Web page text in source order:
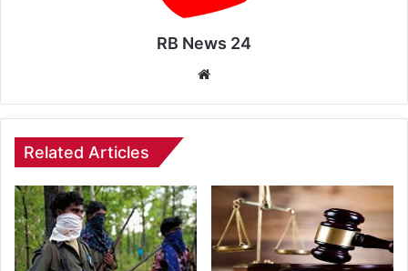
RB News 24
Related Articles